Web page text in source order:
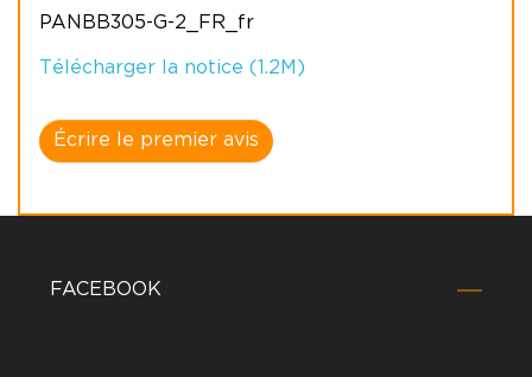
PANBB305-G-2_FR_fr
Télécharger la notice (1.2M)
Écrire le premier avis
FACEBOOK